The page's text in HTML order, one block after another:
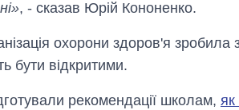
, - сказав Юрій Кононенко.
охорони здоров'я
бути відкритими.
рекомендації школам, як